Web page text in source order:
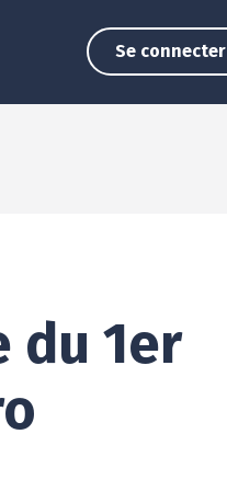
Se connecter
du 1er